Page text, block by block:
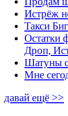
Истрёж
Такси
Остатки
Дроп,
Шатуны
Мне
давай ещё >>